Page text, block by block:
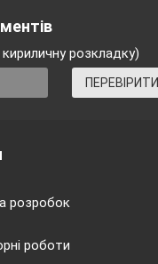
розкладку)
ПЕРЕВІРИТИ
розробок
роботи